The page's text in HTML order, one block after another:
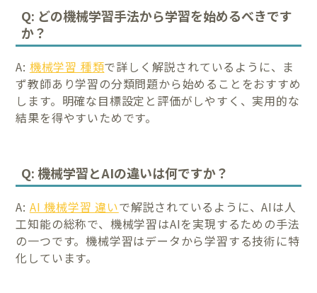
Q: どの機械学習手法から学習を始めるべきです
か？
A: 機械学習 種類で詳しく解説されているように、ま
ず教師あり学習の分類問題から始めることをおすすめ
します。明確な目標設定と評価がしやすく、実用的な
結果を得やすいためです。
Q: 機械学習とAIの違いは何ですか？
A: AI 機械学習 違いで解説されているように、AIは人
工知能の総称で、機械学習はAIを実現するための手法
の一つです。機械学習はデータから学習する技術に特
化しています。